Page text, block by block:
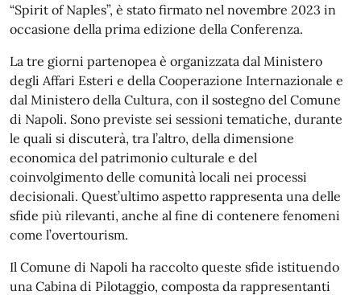
“Spirit of Naples”, è stato firmato nel novembre 2023 in
occasione della prima edizione della Conferenza.
La tre giorni partenopea è organizzata dal Ministero
degli Affari Esteri e della Cooperazione Internazionale e
dal Ministero della Cultura, con il sostegno del Comune
di Napoli. Sono previste sei sessioni tematiche, durante
le quali si discuterà, tra l’altro, della dimensione
economica del patrimonio culturale e del
coinvolgimento delle comunità locali nei processi
decisionali. Quest’ultimo aspetto rappresenta una delle
sfide più rilevanti, anche al fine di contenere fenomeni
come l’overtourism.
Il Comune di Napoli ha raccolto queste sfide istituendo
una Cabina di Pilotaggio, composta da rappresentanti